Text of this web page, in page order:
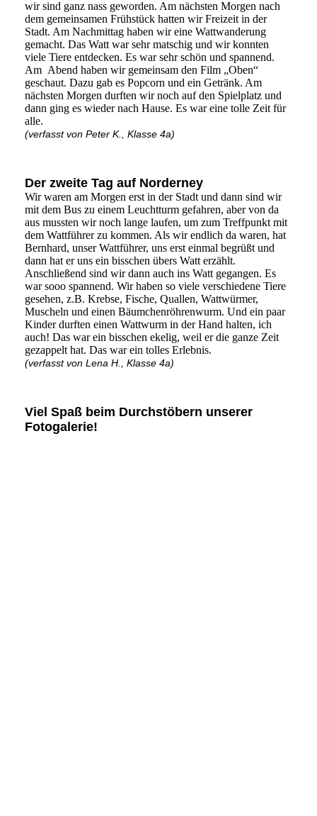
wir sind ganz nass geworden. Am nächsten Morgen nach
dem gemeinsamen Frühstück hatten wir Freizeit in der
Stadt. Am Nachmittag haben wir eine Wattwanderung
gemacht. Das Watt war sehr matschig und wir konnten
viele Tiere entdecken. Es war sehr schön und spannend.
Am Abend haben wir gemeinsam den Film „Oben“
geschaut. Dazu gab es Popcorn und ein Getränk. Am
nächsten Morgen durften wir noch auf den Spielplatz und
dann ging es wieder nach Hause. Es war eine tolle Zeit für
alle.
(verfasst von Peter K., Klasse 4a)
Der zweite Tag auf Norderney
Wir waren am Morgen erst in der Stadt und dann sind wir
mit dem Bus zu einem Leuchtturm gefahren, aber von da
aus mussten wir noch lange laufen, um zum Treffpunkt mit
dem Wattführer zu kommen. Als wir endlich da waren, hat
Bernhard, unser Wattführer, uns erst einmal begrüßt und
dann hat er uns ein bisschen übers Watt erzählt.
Anschließend sind wir dann auch ins Watt gegangen. Es
war sooo spannend. Wir haben so viele verschiedene Tiere
gesehen, z.B. Krebse, Fische, Quallen, Wattwürmer,
Muscheln und einen Bäumchenröhrenwurm. Und ein paar
Kinder durften einen Wattwurm in der Hand halten, ich
auch! Das war ein bisschen ekelig, weil er die ganze Zeit
gezappelt hat. Das war ein tolles Erlebnis.
(verfasst von Lena H., Klasse 4a)
Viel Spaß beim Durchstöbern unserer
Fotogalerie!